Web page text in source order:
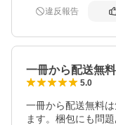
違反報告
一冊から配送無
5.0
一冊から配送無料
ます。梱包にも問